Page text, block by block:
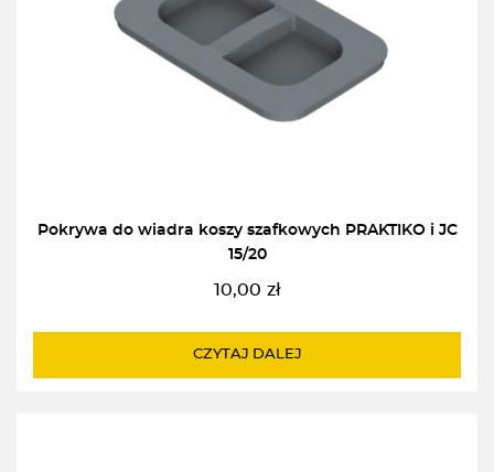
Pokrywa do wiadra koszy szafkowych PRAKTIKO i JC
15/20
10,00 zł
CZYTAJ DALEJ